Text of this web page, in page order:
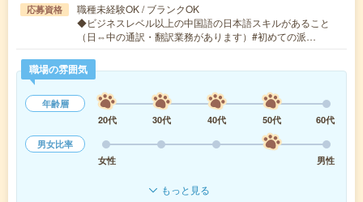
応募資格
職種未経験OK / ブランクOK
◆ビジネスレベル以上の中国語の日本語スキルがあること
（日⇔中の通訳・翻訳業務があります）#初めての派…
職場の雰囲気
年齢層
20代
30代 40代 50代
60代
男女比率
女性
男性
もっと見る